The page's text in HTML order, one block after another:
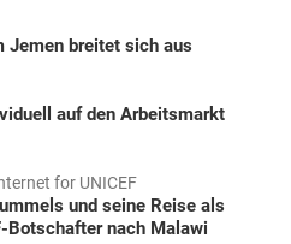
Jemen breitet sich aus
auf den Arbeitsmarkt
for UNICEF
und seine Reise als
Botschafter nach Malawi